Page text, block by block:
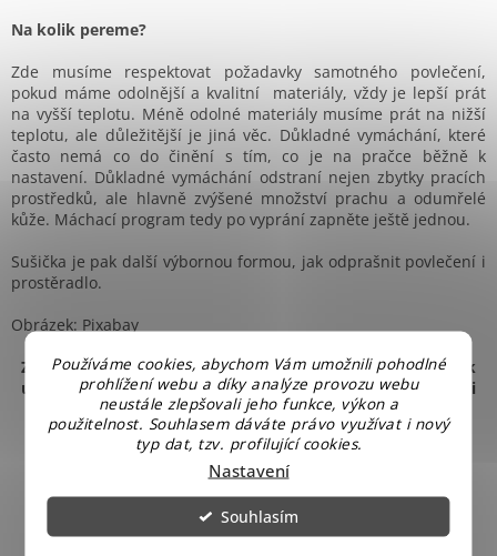
Používáme cookies, abychom Vám umožnili pohodlné
prohlížení webu a díky analýze provozu webu
neustále zlepšovali jeho funkce, výkon a
použitelnost. Souhlasem dáváte právo využívat i nový
typ dat, tzv. profilující cookies.
Nastavení
Souhlasím
Na kolik pereme?
Zde musíme respektovat požadavky samotného povlečení,
pokud máme odolnější a kvalitní materiály, vždy je lepší prát
na vyšší teplotu. Méně odolné materiály musíme prát na nižší
teplotu, ale důležitější je jiná věc. Důkladné vymáchání, které
často nemá co do činění s tím, co je na pračce běžně k
nastavení. Důkladné vymáchání odstraní nejen zbytky pracích
prostředků, ale hlavně zvýšené množství prachu a odumřelé
kůže. Máchací program tedy po vyprání zapněte ještě jednou.
Sušička je pak další výbornou formou, jak odprašnit povlečení i
prostěradlo.
Obrázek: Pixabay
Zajímají Vás informace ze zákulisí našeho obchodu, tipy jak
ušetřit na běžných výdajích a být tak bohatší, nebo jen rádi
soutěžíte? Sledujte nášFacebook.